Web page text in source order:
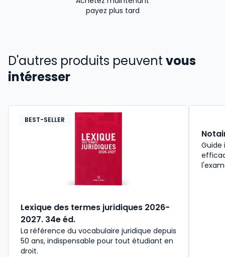
payez plus tard
D'autres produits peuvent vous
intéresser
BEST-SELLER
Lexique des termes juridiques 2026-
2027. 34e éd.
La référence du vocabulaire juridique depuis
50 ans, indispensable pour tout étudiant en
droit.​
Guide